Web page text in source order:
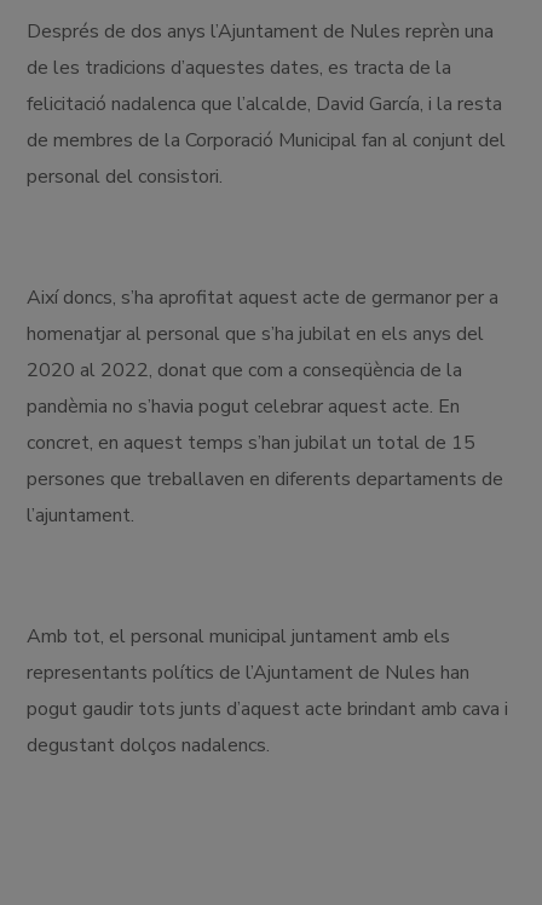
Després de dos anys l’Ajuntament de Nules reprèn una
de les tradicions d’aquestes dates, es tracta de la
felicitació nadalenca que l’alcalde, David García, i la resta
de membres de la Corporació Municipal fan al conjunt del
personal del consistori.
Així doncs, s’ha aprofitat aquest acte de germanor per a
homenatjar al personal que s’ha jubilat en els anys del
2020 al 2022, donat que com a conseqüència de la
pandèmia no s’havia pogut celebrar aquest acte. En
concret, en aquest temps s’han jubilat un total de 15
persones que treballaven en diferents departaments de
l’ajuntament.
Amb tot, el personal municipal juntament amb els
representants polítics de l’Ajuntament de Nules han
pogut gaudir tots junts d’aquest acte brindant amb cava i
degustant dolços nadalencs.